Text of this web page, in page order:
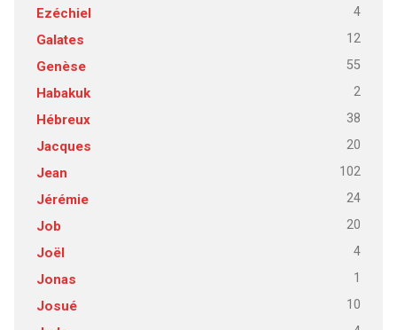
Ezéchiel 4
Galates 12
Genèse 55
Habakuk 2
Hébreux 38
Jacques 20
Jean 102
Jérémie 24
Job 20
Joël 4
Jonas 1
Josué 10